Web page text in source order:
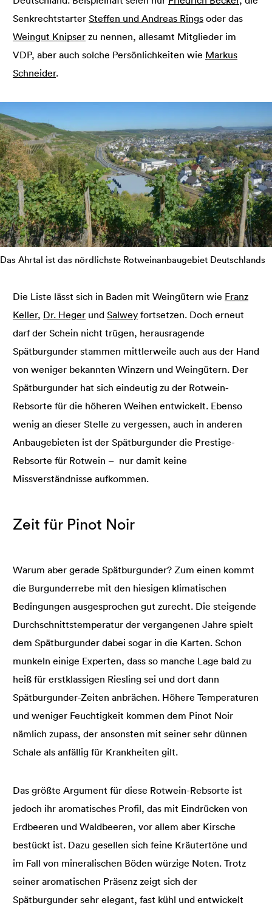
Senkrechtstarter Steffen und Andreas Rings oder das
Weingut Knipser zu nennen, allesamt Mitglieder im
VDP, aber auch solche Persönlichkeiten wie Markus
Schneider.
Das Ahrtal ist das nördlichste Rotweinanbaugebiet Deutschlands
Die Liste lässt sich in Baden mit Weingütern wie Franz
Keller, Dr. Heger und Salwey fortsetzen. Doch erneut
darf der Schein nicht trügen, herausragende
Spätburgunder stammen mittlerweile auch aus der Hand
von weniger bekannten Winzern und Weingütern. Der
Spätburgunder hat sich eindeutig zu der Rotwein-
Rebsorte für die höheren Weihen entwickelt. Ebenso
wenig an dieser Stelle zu vergessen, auch in anderen
Anbaugebieten ist der Spätburgunder die Prestige-
Rebsorte für Rotwein – nur damit keine
Missverständnisse aufkommen.
Zeit für Pinot Noir
Warum aber gerade Spätburgunder? Zum einen kommt
die Burgunderrebe mit den hiesigen klimatischen
Bedingungen ausgesprochen gut zurecht. Die steigende
Durchschnittstemperatur der vergangenen Jahre spielt
dem Spätburgunder dabei sogar in die Karten. Schon
munkeln einige Experten, dass so manche Lage bald zu
heiß für erstklassigen Riesling sei und dort dann
Spätburgunder-Zeiten anbrächen. Höhere Temperaturen
und weniger Feuchtigkeit kommen dem Pinot Noir
nämlich zupass, der ansonsten mit seiner sehr dünnen
Schale als anfällig für Krankheiten gilt.
Das größte Argument für diese Rotwein-Rebsorte ist
jedoch ihr aromatisches Profil, das mit Eindrücken von
Erdbeeren und Waldbeeren, vor allem aber Kirsche
bestückt ist. Dazu gesellen sich feine Kräutertöne und
im Fall von mineralischen Böden würzige Noten. Trotz
seiner aromatischen Präsenz zeigt sich der
Spätburgunder sehr elegant, fast kühl und entwickelt